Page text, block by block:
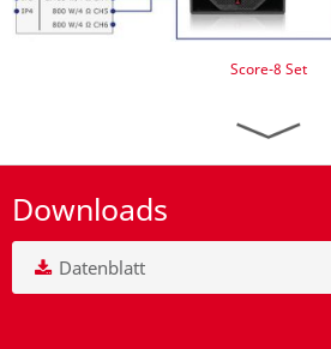
Score-8 Set
Downloads
Datenblatt